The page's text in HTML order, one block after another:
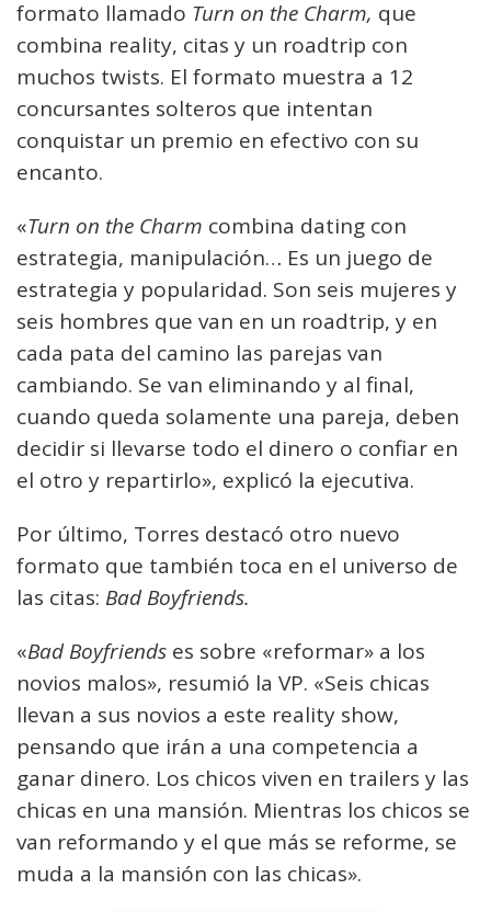
formato llamado Turn on the Charm, que
combina reality, citas y un roadtrip con
muchos twists. El formato muestra a 12
concursantes solteros que intentan
conquistar un premio en efectivo con su
encanto.
«Turn on the Charm combina dating con
estrategia, manipulación… Es un juego de
estrategia y popularidad. Son seis mujeres y
seis hombres que van en un roadtrip, y en
cada pata del camino las parejas van
cambiando. Se van eliminando y al final,
cuando queda solamente una pareja, deben
decidir si llevarse todo el dinero o confiar en
el otro y repartirlo», explicó la ejecutiva.
Por último, Torres destacó otro nuevo
formato que también toca en el universo de
las citas: Bad Boyfriends.
«Bad Boyfriends es sobre «reformar» a los
novios malos», resumió la VP. «Seis chicas
llevan a sus novios a este reality show,
pensando que irán a una competencia a
ganar dinero. Los chicos viven en trailers y las
chicas en una mansión. Mientras los chicos se
van reformando y el que más se reforme, se
muda a la mansión con las chicas».